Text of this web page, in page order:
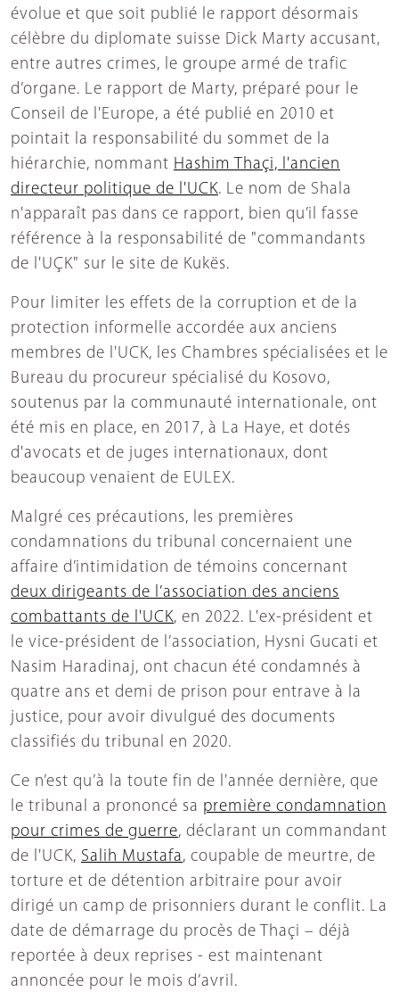
évolue et que soit publié le rapport désormais
célèbre du diplomate suisse Dick Marty accusant,
entre autres crimes, le groupe armé de trafic
d’organe. Le rapport de Marty, préparé pour le
Conseil de l'Europe, a été publié en 2010 et
pointait la responsabilité du sommet de la
hiérarchie, nommant Hashim Thaçi, l'ancien
directeur politique de l'UCK. Le nom de Shala
n'apparaît pas dans ce rapport, bien qu’il fasse
référence à la responsabilité de "commandants
de l'UÇK" sur le site de Kukёs.
Pour limiter les effets de la corruption et de la
protection informelle accordée aux anciens
membres de l'UCK, les Chambres spécialisées et le
Bureau du procureur spécialisé du Kosovo,
soutenus par la communauté internationale, ont
été mis en place, en 2017, à La Haye, et dotés
d'avocats et de juges internationaux, dont
beaucoup venaient de EULEX.
Malgré ces précautions, les premières
condamnations du tribunal concernaient une
affaire d’intimidation de témoins concernant
deux dirigeants de l’association des anciens
combattants de l'UCK, en 2022. L'ex-président et
le vice-président de l’association, Hysni Gucati et
Nasim Haradinaj, ont chacun été condamnés à
quatre ans et demi de prison pour entrave à la
justice, pour avoir divulgué des documents
classifiés du tribunal en 2020.
Ce n’est qu’à la toute fin de l'année dernière, que
le tribunal a prononcé sa première condamnation
pour crimes de guerre, déclarant un commandant
de l'UCK, Salih Mustafa, coupable de meurtre, de
torture et de détention arbitraire pour avoir
dirigé un camp de prisonniers durant le conflit. La
date de démarrage du procès de Thaçi – déjà
reportée à deux reprises - est maintenant
annoncée pour le mois d’avril.